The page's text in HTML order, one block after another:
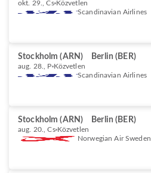
okt. 29., Cs Közvetlen
Scandinavian Airlines
Stockholm (ARN) Berlin (BER)
aug. 28., P Közvetlen
Scandinavian Airlines
Stockholm (ARN) Berlin (BER)
aug. 20., Cs Közvetlen
Norwegian Air Sweden